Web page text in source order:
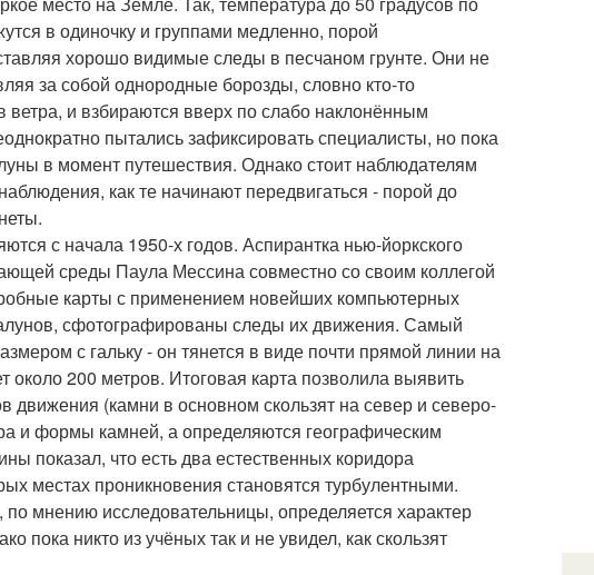
в одиночку и группами медленно, порой
хорошо видимые следы в песчаном грунте. Они не
за собой однородные борозды, словно кто-то
и взбираются вверх по слабо наклонённым
пытались зафиксировать специалисты, но пока
в момент путешествия. Однако стоит наблюдателям
как те начинают передвигаться - порой до
с начала 1950-х годов. Аспирантка нью-йоркского
среды Паула Мессина совместно со своим коллегой
карты с применением новейших компьютерных
сфотографированы следы их движения. Самый
с гальку - он тянется в виде почти прямой линии на
200 метров. Итоговая карта позволила выявить
движения (камни в основном скользят на север и северо-
и формы камней, а определяются географическим
показал, что есть два естественных коридора
местах проникновения становятся турбулентными.
мнению исследовательницы, определяется характер
пока никто из учёных так и не увидел, как скользят